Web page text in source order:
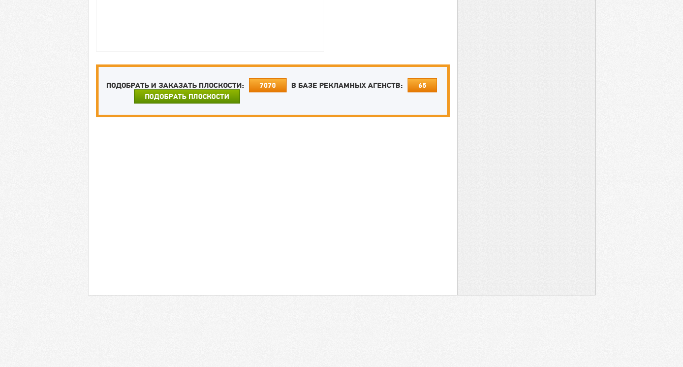
ПОДОБРАТЬ И ЗАКАЗАТЬ ПЛОСКОСТИ: 7070 В БАЗЕ РЕКЛАМНЫХ АГЕНСТВ:
65
ПОДОБРАТЬ ПЛОСКОСТИ